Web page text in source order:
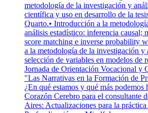
metodología de la investigación y
científica y uso en desarrollo de la
Quarto.• Introducción a la
análisis estadístico: inferencia causal;
score matching e inverse probability
a la metodología de la investigación y
selección de variables en modelos de
Jornada de Orientación Vocacional y
"Las Narrativas en la Formación de
¿En qué estamos y qué más podemos
Corazón Cerebro para el consultante
Aires: Actualizaciones para la práctica